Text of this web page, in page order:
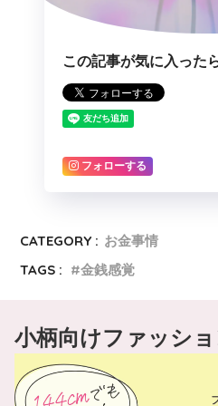
この記事が気に入った
フォローする
CATEGORY : お金事情
TAGS :
金銭感覚
小柄向けファッシ